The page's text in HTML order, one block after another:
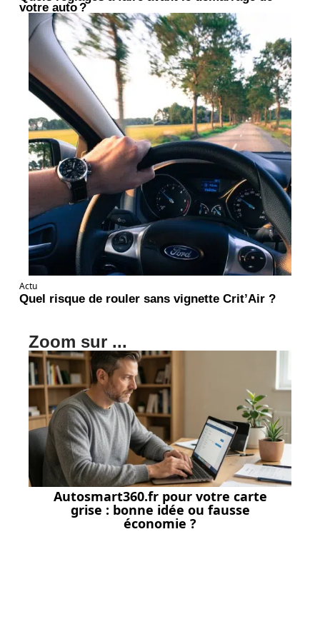
votre auto ?
Actu
Quel risque de rouler sans vignette Crit’Air ?
Zoom sur ...
Autosmart360.fr pour votre carte
grise : bonne idée ou fausse
économie ?